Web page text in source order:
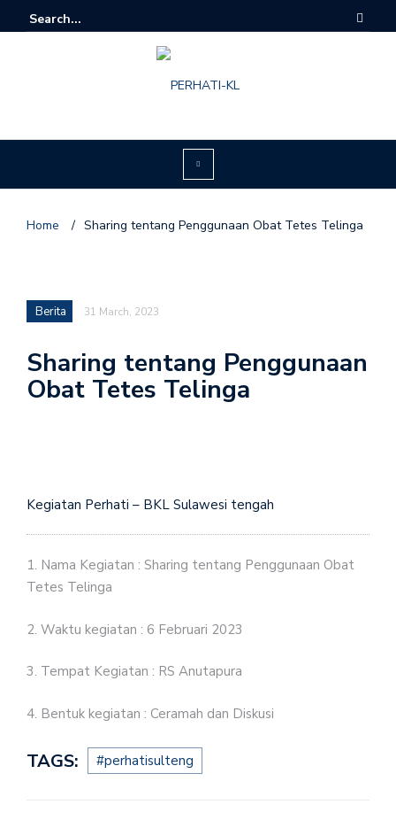
Home / Sharing tentang Penggunaan Obat Tetes Telinga
Berita 31 March, 2023
Sharing tentang Penggunaan
Obat Tetes Telinga
Kegiatan Perhati – BKL Sulawesi tengah
1. Nama Kegiatan : Sharing tentang Penggunaan Obat
Tetes Telinga
2. Waktu kegiatan : 6 Februari 2023
3. Tempat Kegiatan : RS Anutapura
4. Bentuk kegiatan : Ceramah dan Diskusi
TAGS: #perhatisulteng